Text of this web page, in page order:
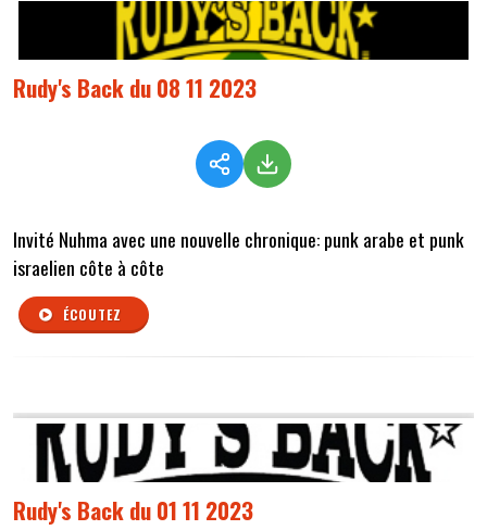
Rudy's Back du 08 11 2023
Invité Nuhma avec une nouvelle chronique: punk arabe et punk
israelien côte à côte
ÉCOUTEZ
Rudy's Back du 01 11 2023